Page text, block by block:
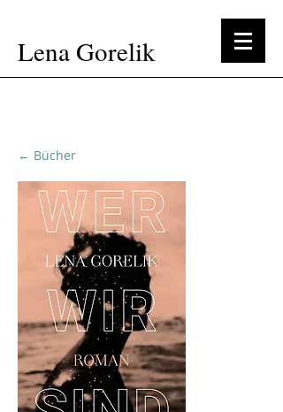
Lena Gorelik
← Bücher